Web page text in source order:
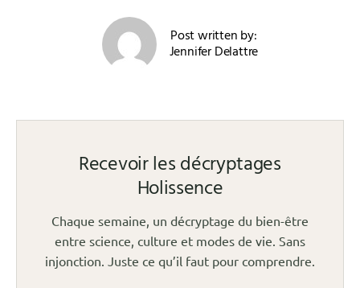
Post written by:
Jennifer Delattre
Recevoir les décryptages
Holissence
Chaque semaine, un décryptage du bien-être
entre science, culture et modes de vie. Sans
injonction. Juste ce qu’il faut pour comprendre.